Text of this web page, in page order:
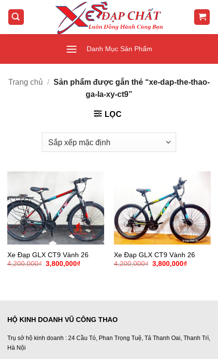
qua
Danh Mục Sản Phẩm
Trang chủ / Sản phẩm được gắn thẻ “xe-dap-the-thao-
ga-la-xy-ct9”
LỌC
Xe Đạp GLX CT9 Vành 26
4,200,000₫ Giá
3,800,000₫Giá
Xe Đạp GLX CT9 Vành 26
4,200,000₫ Giá
3,800,000₫Giá
HỘ KINH DOANH VŨ CÔNG THAO
Trụ sở hộ kinh doanh : 24 Cầu Tó, Phan Trọng Tuệ, Tả Thanh Oai, Thanh Trì,
Hà Nội